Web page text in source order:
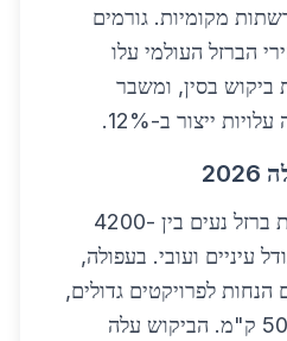
5000 טון רשתות מקומיות. גורמים
הברזל העולמי עלו
ביקוש בסין, ומשבר
ייצור ב-12%.
ב-2026, מחירי רשתות ברזל נעים בין 4200-
עיניים ועובי. בעפולה,
הנחות לפרויקטים גדולים,
עם משלוח חינם בתוך 50 ק"מ. הביקוש עלה